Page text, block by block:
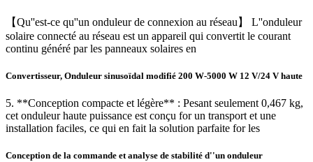
【Qu''est-ce qu''un onduleur de connexion au réseau】 L''onduleur
solaire connecté au réseau est un appareil qui convertit le courant
continu généré par les panneaux solaires en
Convertisseur, Onduleur sinusoïdal modifié 200 W-5000 W 12 V/24 V haute
5. **Conception compacte et légère** : Pesant seulement 0,467 kg,
cet onduleur haute puissance est conçu for un transport et une
installation faciles, ce qui en fait la solution parfaite for les
Conception de la commande et analyse de stabilité d''un onduleur